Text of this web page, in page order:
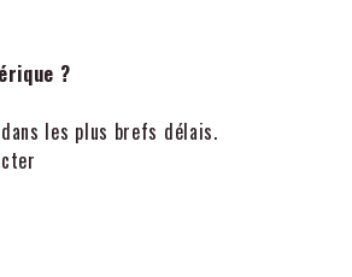
?
les plus brefs délais.